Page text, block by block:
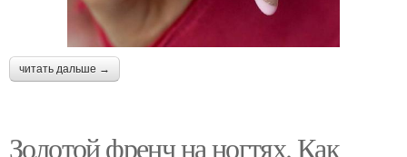
читать дальше →
Золотой френч на ногтях. Как